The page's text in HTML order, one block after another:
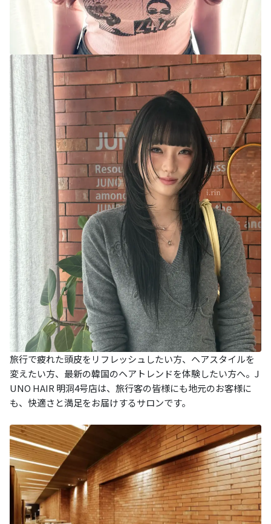
旅行で疲れた頭皮をリフレッシュしたい方、ヘアスタイルを
変えたい方、最新の韓国のヘアトレンドを体験したい方へ。J
UNO HAIR 明洞4号店は、旅行客の皆様にも地元のお客様に
も、快適さと満足をお届けするサロンです。